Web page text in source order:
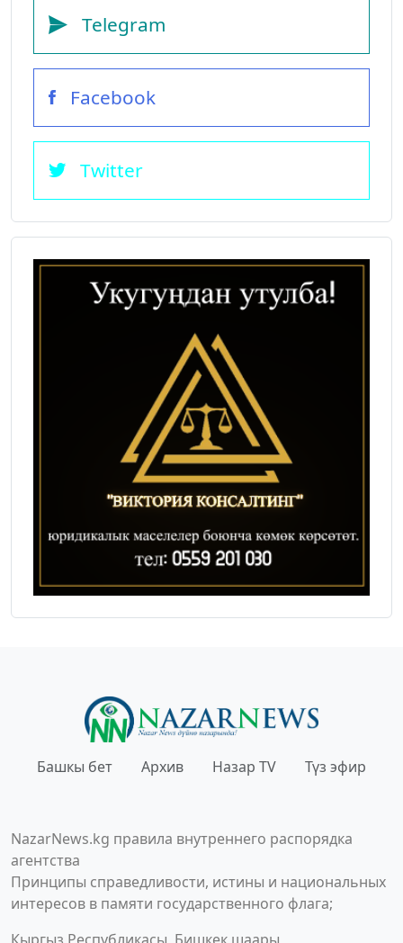
Telegram
Facebook
Twitter
Башкы бет Архив Назар TV Түз эфир
NazarNews.kg правила внутреннего распорядка
агентства
Принципы справедливости, истины и национальных
интересов в памяти государственного флага;